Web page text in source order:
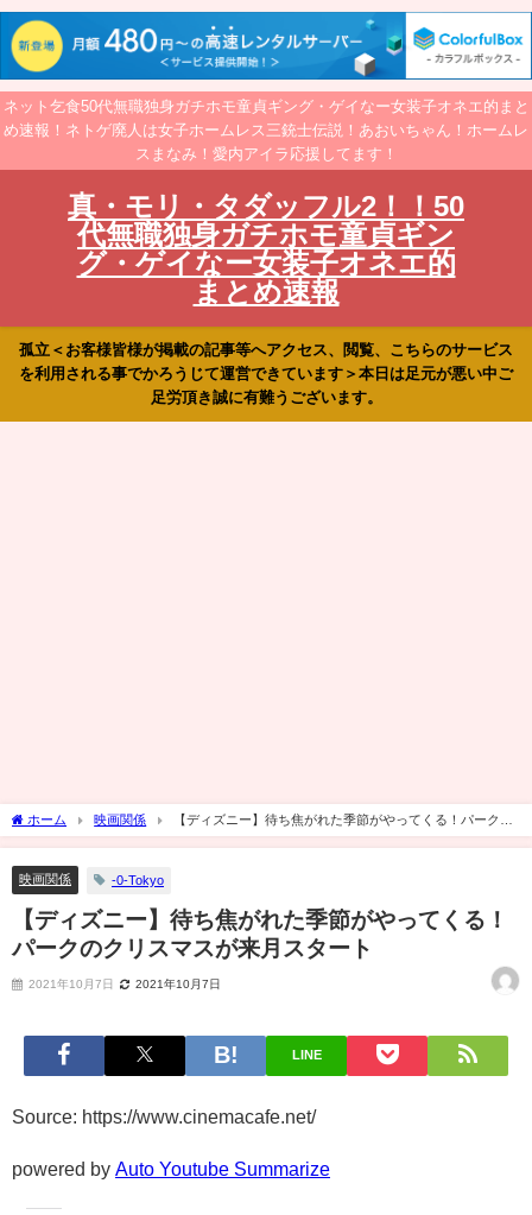
ネット乞食50代無職独身ガチホモ童貞ギング・ゲイなー女装子オネエ的まと
め速報！ネトゲ廃人は女子ホームレス三銃士伝説！あおいちゃん！ホームレ
スまなみ！愛内アイラ応援してます！
真・モリ・タダッフル2！！50
代無職独身ガチホモ童貞ギン
グ・ゲイなー女装子オネエ的
まとめ速報
孤立＜お客様皆様が掲載の記事等へアクセス、閲覧、こちらのサービス
を利用される事でかろうじて運営できています＞本日は足元が悪い中ご
足労頂き誠に有難うございます。
ホーム 映画関係
【ディズニー】待ち焦がれた季節がやってくる！パークの
クリスマスが来月スタート
映画関係 -0-Tokyo
【ディズニー】待ち焦がれた季節がやってくる！
パークのクリスマスが来月スタート
2021年10月7日 2021年10月7日
LINE
Source: https://www.cinemacafe.net/
powered by Auto Youtube Summarize